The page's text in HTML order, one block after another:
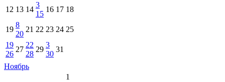
12 13 14
3
15
16 17 18
19
8
20
21 22 23 24 25
19
26
27
22
28
29
3
30
31
Ноябрь
1